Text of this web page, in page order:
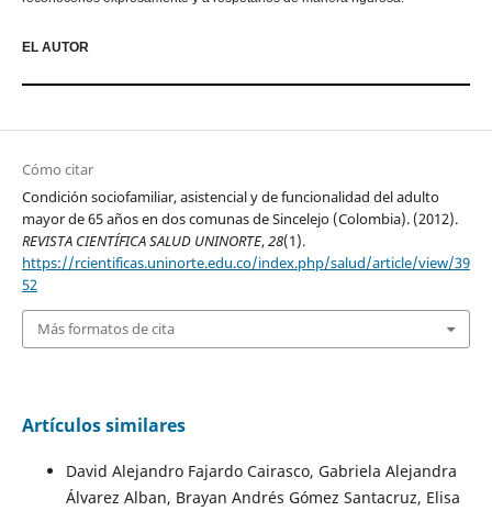
EL AUTOR
Cómo citar
Condición sociofamiliar, asistencial y de funcionalidad del adulto
mayor de 65 años en dos comunas de Sincelejo (Colombia). (2012).
REVISTA CIENTÍFICA SALUD UNINORTE,28(1).
https://rcientificas.uninorte.edu.co/index.php/salud/article/view/39
52
Más formatos de cita
Artículos similares
David Alejandro Fajardo Cairasco, Gabriela Alejandra
Álvarez Alban, Brayan Andrés Gómez Santacruz, Elisa